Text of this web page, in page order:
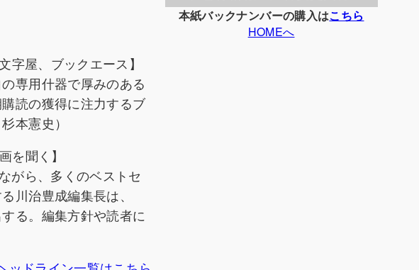
屋、ブックエース】
専用什器で厚みのある
読の獲得に注力するブ
本憲史）
を聞く】
がら、多くのベストセ
川治豊成編集長は、
る。編集方針や読者に
本紙バックナンバーの購入はこちら
HOMEへ